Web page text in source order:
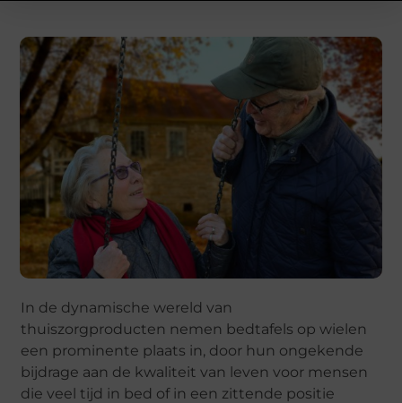
In de dynamische wereld van
thuiszorgproducten nemen bedtafels op wielen
een prominente plaats in, door hun ongekende
bijdrage aan de kwaliteit van leven voor mensen
die veel tijd in bed of in een zittende positie